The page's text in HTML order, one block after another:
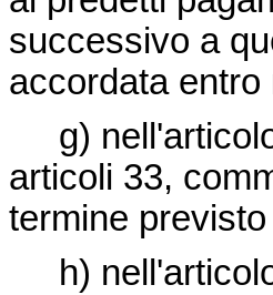
successivo a
accordata
g) nell'articolo
articoli 33,
termine
h) nell'articolo